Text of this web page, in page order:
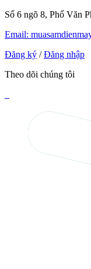
Số 6 ngõ 8, Phố Văn
Email:
Đăng ký / Đăng nhập
Theo dõi chúng tôi